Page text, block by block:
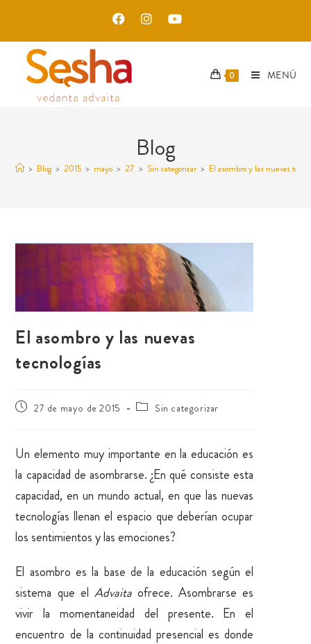
0 MENÚ
Blog
> Blog > 2015 > mayo > 27 > Sin categorizar > El asombro y las nuevas
El asombro y las nuevas
tecnologías
27 de mayo de 2015 Sin categorizar
Un elemento muy importante en la educación es
la capacidad de asombrarse. ¿En qué consiste esta
capacidad, en un mundo actual, en que las nuevas
tecnologías llenan el espacio que deberían ocupar
los sentimientos y las emociones?
El asombro es la base de la educación según el
sistema que el Advaitaofrece. Asombrarse es
vivir la momentaneidad del presente. En el
encuentro de la continuidad presencial es donde